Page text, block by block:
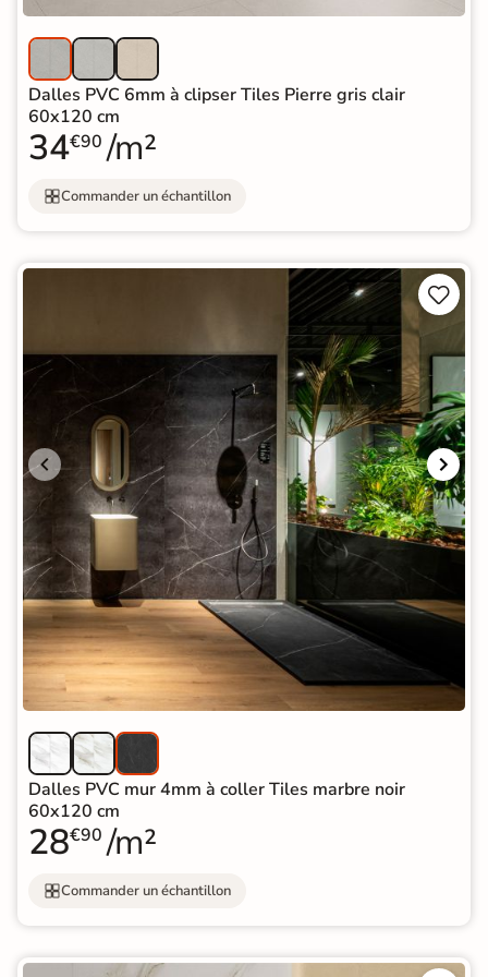
Dalles PVC 6mm à clipser Tiles Pierre gris clair
60x120 cm
34€90 /m²
Commander un échantillon


Dalles PVC mur 4mm à coller Tiles marbre noir
60x120 cm
28€90 /m²
Commander un échantillon